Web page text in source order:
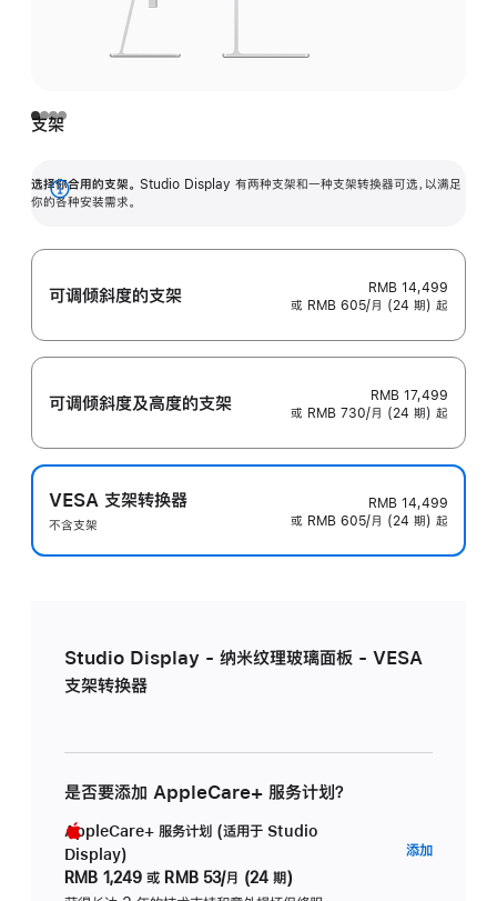
支架
选择你合用的支架。 Studio Display 有两种支架和一种支架转换器可选，以满足
你的各种安装需求。
展
可调倾斜度的支架
RMB 14,499
或 RMB 605/月 (24 期) 起
可调倾斜度及高‍度的支‍架
RMB 17,499
或 RMB 730/月 (24 期) 起
VESA 支架转换器
不含支架
RMB 14,499
或 RMB 605/月 (24 期) 起
Studio Display - 纳米纹理玻璃面板 - VESA
支架转换器
是否要添加 AppleCare+ 服务计划？
AppleCare+ 服务计划 (适用于 Studio
Display)
RMB 1,249 或 RMB 53/月 (24 期)
添加